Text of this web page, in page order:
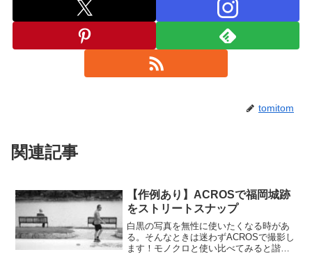
tomitom
関連記事
【作例あり】ACROSで福岡城跡
をストリートスナップ
白黒の写真を無性に使いたくなる時があ
る。そんなときは迷わずACROSで撮影し
ます！モノクロと使い比べてみると諧調